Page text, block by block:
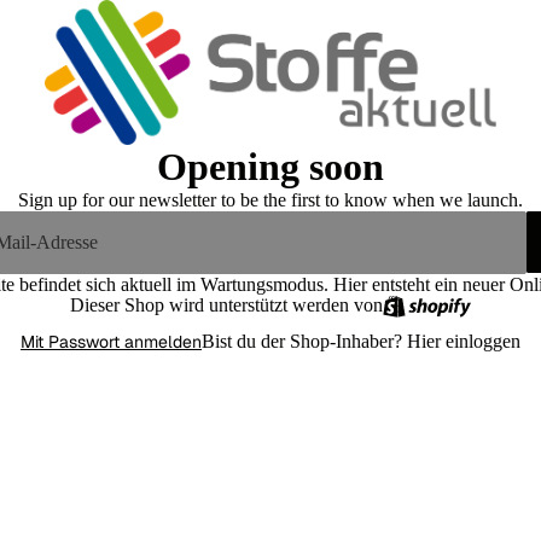
Opening soon
Sign up for our newsletter to be the first to know when we launch.
befindet sich aktuell im Wartungsmodus. Hier entsteht ein neuer
Dieser Shop wird unterstützt werden von
Mit Passwort anmeldenBist du der Shop-Inhaber? Hier einloggen